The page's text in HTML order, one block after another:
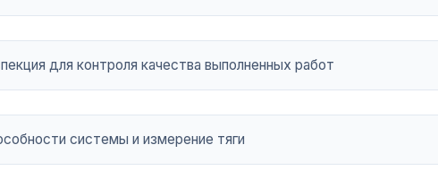
для контроля качества выполненных работ
системы и измерение тяги